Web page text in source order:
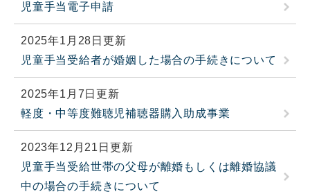
児童手当電子申請
2025年1月28日更新
児童手当受給者が婚姻した場合の手続きについて
2025年1月7日更新
軽度・中等度難聴児補聴器購入助成事業
2023年12月21日更新
児童手当受給世帯の父母が離婚もしくは離婚協議
中の場合の手続きについて